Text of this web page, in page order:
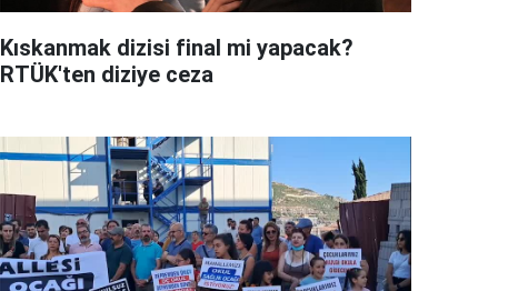
Kıskanmak dizisi final mi yapacak?
RTÜK'ten diziye ceza